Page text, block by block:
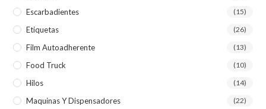
Escarbadientes (15)
Etiquetas (26)
Film Autoadherente (13)
Food Truck (10)
Hilos (14)
Maquinas Y Dispensadores (22)